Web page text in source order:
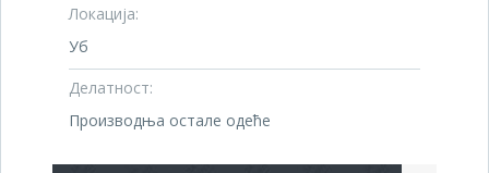
Локација:
Уб
Делатност:
Производња остале одеће